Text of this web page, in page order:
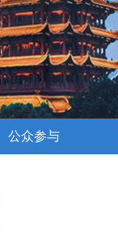
公众参与